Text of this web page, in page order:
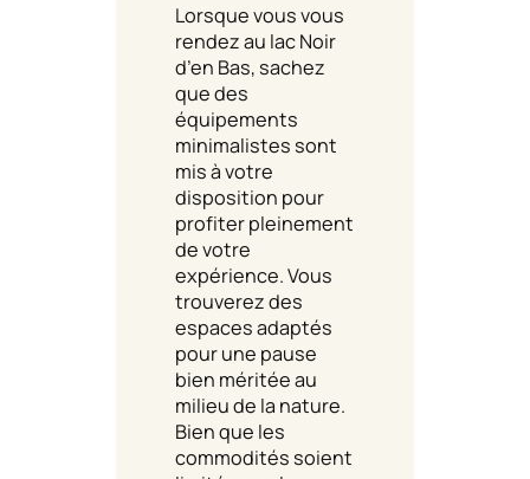
Lorsque vous vous
rendez au lac Noir
d’en Bas, sachez
que des
équipements
minimalistes sont
mis à votre
disposition pour
profiter pleinement
de votre
expérience. Vous
trouverez des
espaces adaptés
pour une pause
bien méritée au
milieu de la nature.
Bien que les
commodités soient